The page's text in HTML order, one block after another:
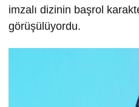
imzalı dizinin başrol
görüşülüyordu.